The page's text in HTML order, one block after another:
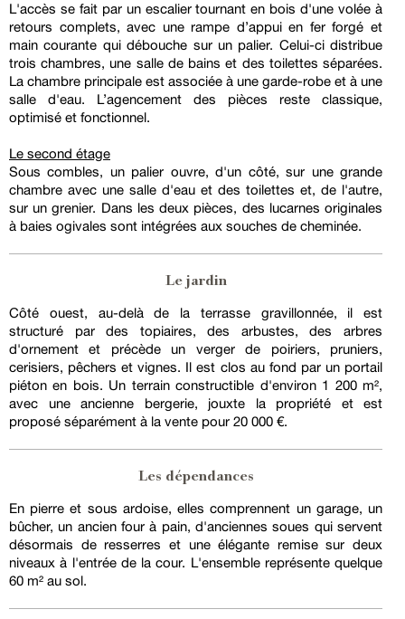
L'accès se fait par un escalier tournant en bois d'une volée à
retours complets, avec une rampe d’appui en fer forgé et
main courante qui débouche sur un palier. Celui-ci distribue
trois chambres, une salle de bains et des toilettes séparées.
La chambre principale est associée à une garde-robe et à une
salle d'eau. L’agencement des pièces reste classique,
optimisé et fonctionnel.
Le second étage
Sous combles, un palier ouvre, d'un côté, sur une grande
chambre avec une salle d'eau et des toilettes et, de l'autre,
sur un grenier. Dans les deux pièces, des lucarnes originales
à baies ogivales sont intégrées aux souches de cheminée.
Le jardin
Côté ouest, au-delà de la terrasse gravillonnée, il est
structuré par des topiaires, des arbustes, des arbres
d'ornement et précède un verger de poiriers, pruniers,
cerisiers, pêchers et vignes. Il est clos au fond par un portail
piéton en bois. Un terrain constructible d'environ 1 200 m²,
avec une ancienne bergerie, jouxte la propriété et est
proposé séparément à la vente pour 20 000 €.
Les dépendances
En pierre et sous ardoise, elles comprennent un garage, un
bûcher, un ancien four à pain, d'anciennes soues qui servent
désormais de resserres et une élégante remise sur deux
niveaux à l'entrée de la cour. L'ensemble représente quelque
60 m² au sol.